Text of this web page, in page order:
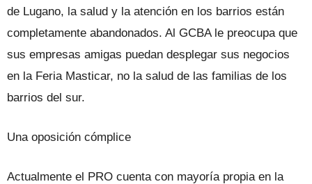
de Lugano, la salud y la atención en los barrios están
completamente abandonados. Al GCBA le preocupa que
sus empresas amigas puedan desplegar sus negocios
en la Feria Masticar, no la salud de las familias de los
barrios del sur.
Una oposición cómplice
Actualmente el PRO cuenta con mayoría propia en la